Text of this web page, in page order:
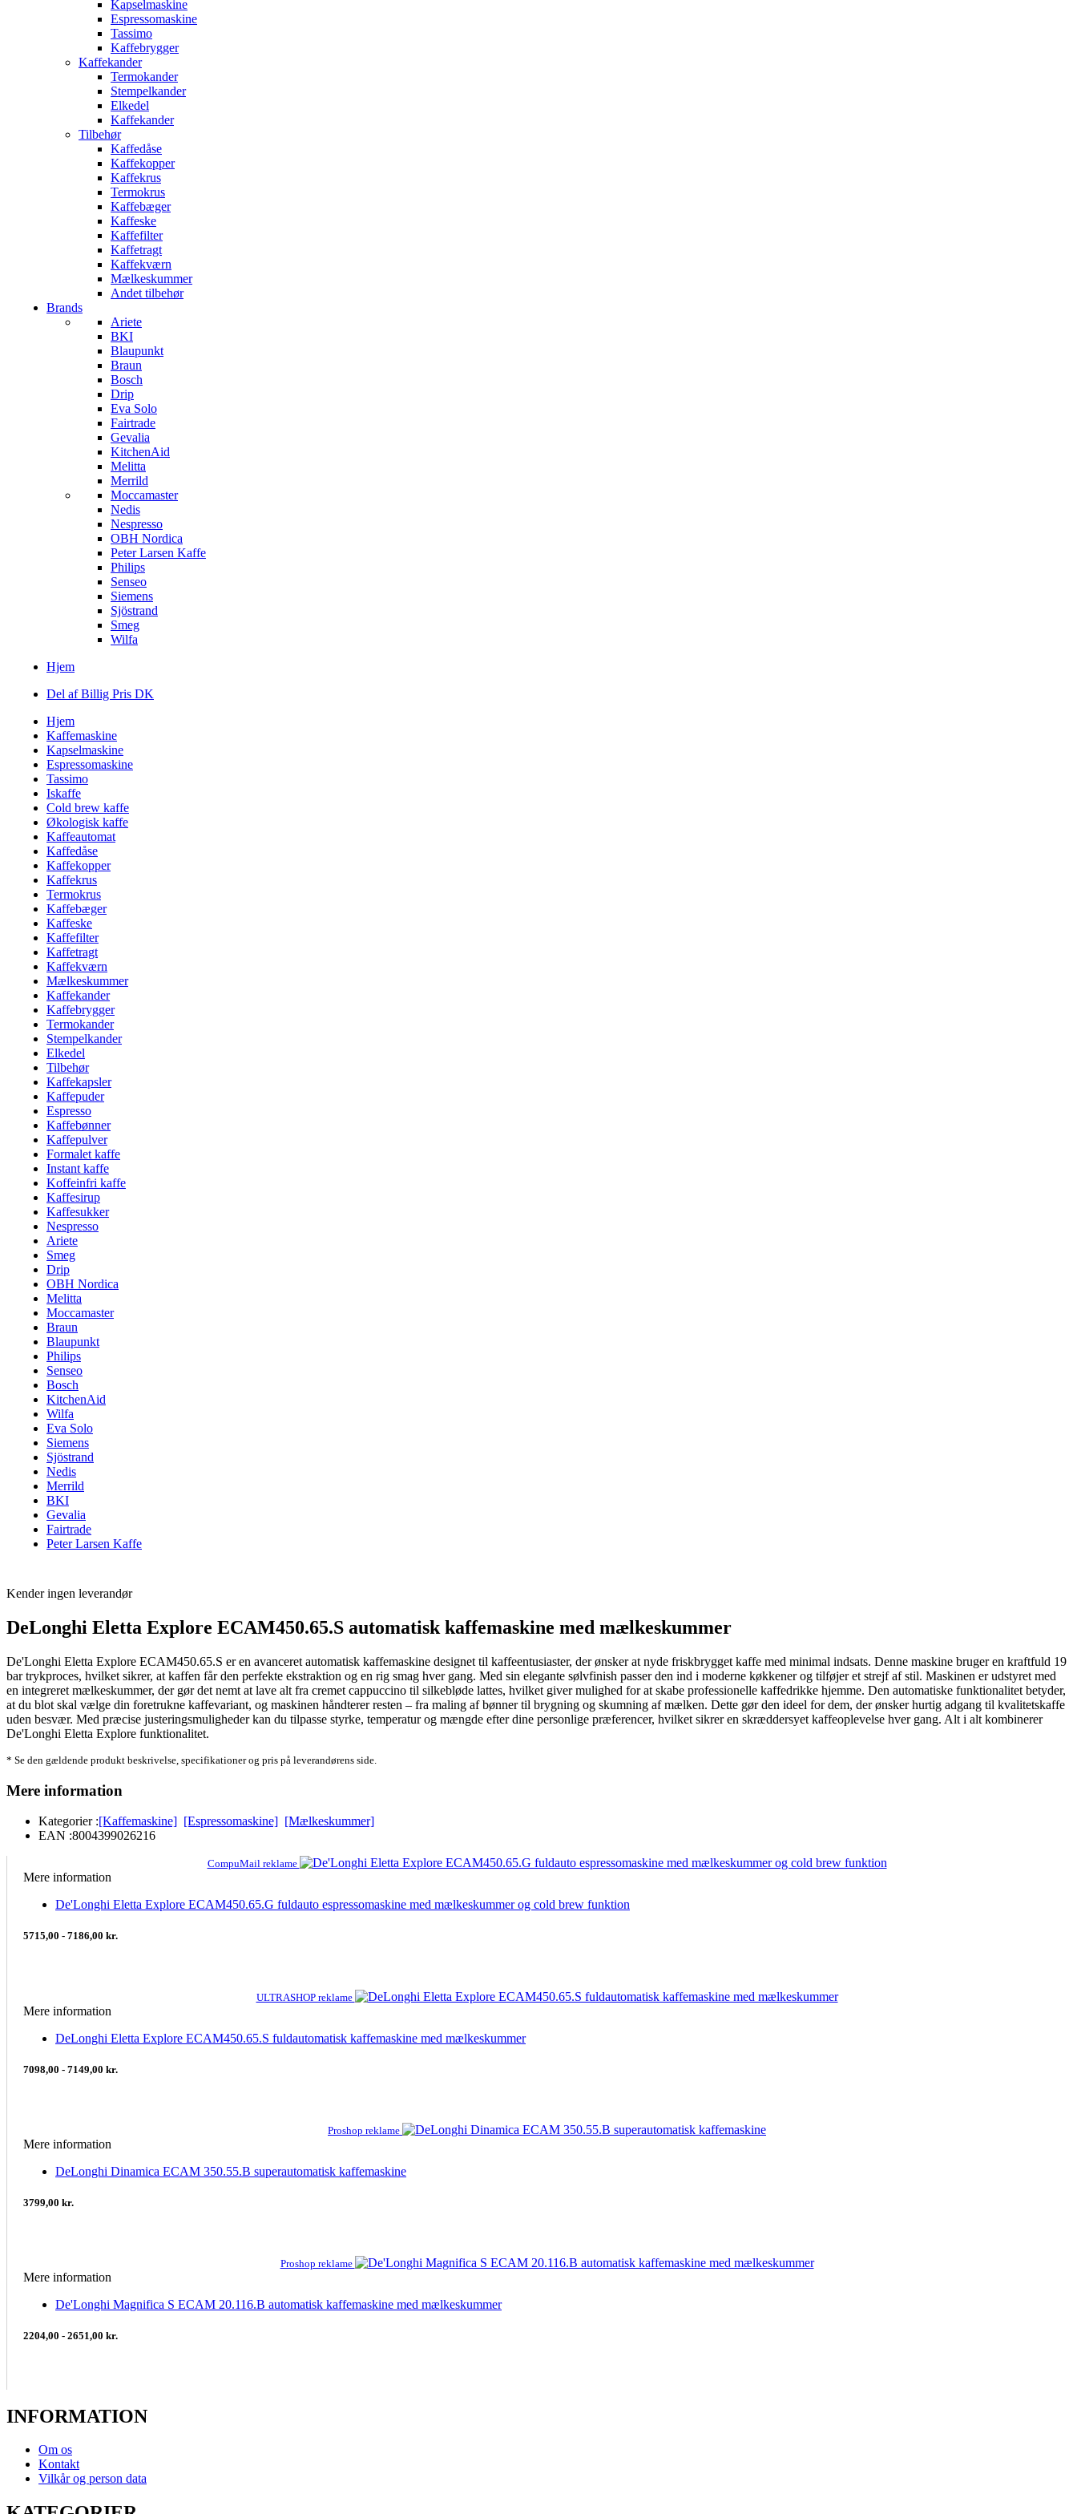
Kapselmaskine
Espressomaskine
Tassimo
Kaffebrygger
Kaffekander
Termokander
Stempelkander
Elkedel
Kaffekander
Tilbehør
Kaffedåse
Kaffekopper
Kaffekrus
Termokrus
Kaffebæger
Kaffeske
Kaffefilter
Kaffetragt
Kaffekværn
Mælkeskummer
Andet tilbehør
Brands
Ariete
BKI
Blaupunkt
Braun
Bosch
Drip
Eva Solo
Fairtrade
Gevalia
KitchenAid
Melitta
Merrild
Moccamaster
Nedis
Nespresso
OBH Nordica
Peter Larsen Kaffe
Philips
Senseo
Siemens
Sjöstrand
Smeg
Wilfa
Hjem
Del af Billig Pris DK
Hjem
Kaffemaskine
Kapselmaskine
Espressomaskine
Tassimo
Iskaffe
Cold brew kaffe
Økologisk kaffe
Kaffeautomat
Kaffedåse
Kaffekopper
Kaffekrus
Termokrus
Kaffebæger
Kaffeske
Kaffefilter
Kaffetragt
Kaffekværn
Mælkeskummer
Kaffekander
Kaffebrygger
Termokander
Stempelkander
Elkedel
Tilbehør
Kaffekapsler
Kaffepuder
Espresso
Kaffebønner
Kaffepulver
Formalet kaffe
Instant kaffe
Koffeinfri kaffe
Kaffesirup
Kaffesukker
Nespresso
Ariete
Smeg
Drip
OBH Nordica
Melitta
Moccamaster
Braun
Blaupunkt
Philips
Senseo
Bosch
KitchenAid
Wilfa
Eva Solo
Siemens
Sjöstrand
Nedis
Merrild
BKI
Gevalia
Fairtrade
Peter Larsen Kaffe
Kender ingen leverandør
DeLonghi Eletta Explore ECAM450.65.S automatisk kaffemaskine med mælkeskummer
De'Longhi Eletta Explore ECAM450.65.S er en avanceret automatisk kaffemaskine designet til kaffeentusiaster, der ønsker at nyde friskbrygget kaffe med minimal indsats. Denne maskine bruger en kraftfuld 19
bar trykproces, hvilket sikrer, at kaffen får den perfekte ekstraktion og en rig smag hver gang. Med sin elegante sølvfinish passer den ind i moderne køkkener og tilføjer et strejf af stil. Maskinen er udstyret med
en integreret mælkeskummer, der gør det nemt at lave alt fra cremet cappuccino til silkebløde lattes, hvilket giver mulighed for at skabe professionelle kaffedrikke hjemme. Den automatiske funktionalitet betyder,
at du blot skal vælge din foretrukne kaffevariant, og maskinen håndterer resten – fra maling af bønner til brygning og skumning af mælken. Dette gør den ideel for dem, der ønsker hurtig adgang til kvalitetskaffe
uden besvær. Med præcise justeringsmuligheder kan du tilpasse styrke, temperatur og mængde efter dine personlige præferencer, hvilket sikrer en skræddersyet kaffeoplevelse hver gang. Alt i alt kombinerer
De'Longhi Eletta Explore funktionalitet.
* Se den gældende produkt beskrivelse, specifikationer og pris på leverandørens side.
Mere information
Kategorier :[Kaffemaskine] [Espressomaskine] [Mælkeskummer]
EAN :8004399026216
CompuMail reklame
Mere information
De'Longhi Eletta Explore ECAM450.65.G fuldauto espressomaskine med mælkeskummer og cold brew funktion
5715,00 - 7186,00 kr.
ULTRASHOP reklame
Mere information
DeLonghi Eletta Explore ECAM450.65.S fuldautomatisk kaffemaskine med mælkeskummer
7098,00 - 7149,00 kr.
Proshop reklame
Mere information
DeLonghi Dinamica ECAM 350.55.B superautomatisk kaffemaskine
3799,00 kr.
Proshop reklame
Mere information
De'Longhi Magnifica S ECAM 20.116.B automatisk kaffemaskine med mælkeskummer
2204,00 - 2651,00 kr.
INFORMATION
Om os
Kontakt
Vilkår og person data